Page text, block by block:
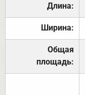
Длина:
Ширина:
Общая
площадь: